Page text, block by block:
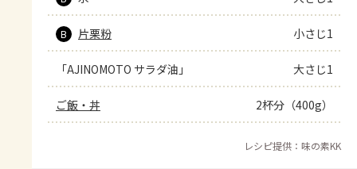
B 片栗粉 小さじ1
「AJINOMOTO サラダ油」 大さじ1
ご飯・丼 2杯分（400g）
レシピ提供：味の素KK